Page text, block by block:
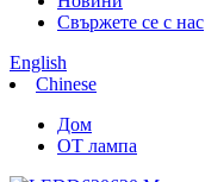
Свържете се с нас
English
Chinese
Дом
OT лампа